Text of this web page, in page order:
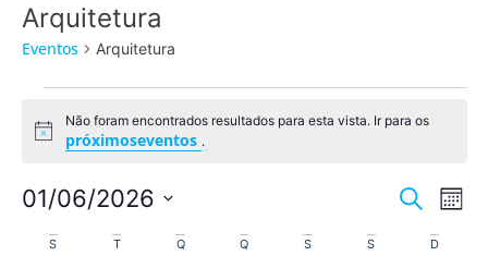
Arquitetura
Eventos Arquitetura
Aviso
Não foram encontrados resultados para esta vista. Ir para os
próximoseventos .
de
Pesquisar
Mês
01/06/2026
Calendário
S T Q Q S S D